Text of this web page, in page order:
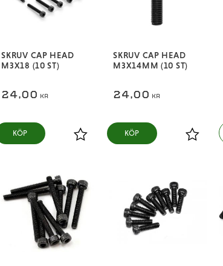
i favoriter
SKRUV CAP HEAD
M3X18 (10 ST)
24,00 KR
Lägg till i favoriter
KÖP
SKRUV CAP HEAD
M3X14MM (10 ST)
24,00 KR
Lägg
KÖP